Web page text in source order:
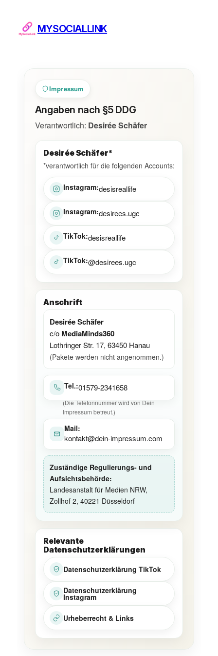
springen
MYSOCIALLINK
Impressum
Angaben nach §5 DDG
Verantwortlich: Desirée Schäfer
Desirée Schäfer*
*verantwortlich für die folgenden Accounts:
Instagram:desisreallife
Instagram:desirees.ugc
TikTok:desisreallife
TikTok:@desirees.ugc
Anschrift
Desirée Schäfer
c/o MediaMinds360
Lothringer Str. 17, 63450 Hanau
(Pakete werden nicht angenommen.)
Tel.:01579-2341658
(Die Telefonnummer wird von Dein
Impressum betreut.)
Mail:
kontakt@dein-impressum.com
Zuständige Regulierungs- und
Aufsichtsbehörde:
Landesanstalt für Medien NRW,
Zollhof 2, 40221 Düsseldorf
Relevante
Datenschutzerklärungen
Datenschutzerklärung TikTok
Datenschutzerklärung
Instagram
Urheberrecht & Links